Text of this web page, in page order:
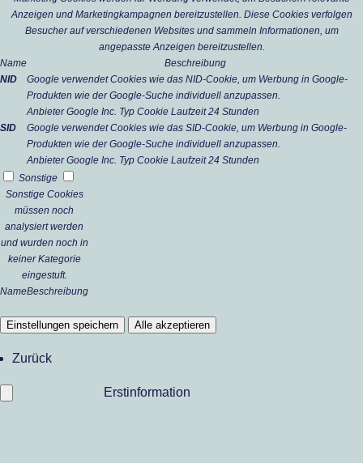
Anzeigen und Marketingkampagnen bereitzustellen. Diese Cookies verfolgen
Besucher auf verschiedenen Websites und sammeln Informationen, um
angepasste Anzeigen bereitzustellen.
Name
Beschreibung
NID
Google verwendet Cookies wie das NID-Cookie, um Werbung in Google-
Produkten wie der Google-Suche individuell anzupassen.
Anbieter Google Inc. Typ Cookie Laufzeit 24 Stunden
SID
Google verwendet Cookies wie das SID-Cookie, um Werbung in Google-
Produkten wie der Google-Suche individuell anzupassen.
Anbieter Google Inc. Typ Cookie Laufzeit 24 Stunden
Sonstige
Sonstige Cookies
müssen noch
analysiert werden
und wurden noch in
keiner Kategorie
eingestuft.
NameBeschreibung
Einstellungen speichern Alle akzeptieren
Zurück
Erstinformation